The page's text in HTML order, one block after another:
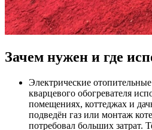
Зачем нужен и где
Электрические
кварцевого обогревателя
помещениях, коттеджах и
подведён газ или монтаж
потребовал больших затрат.